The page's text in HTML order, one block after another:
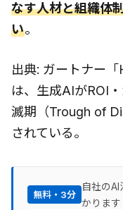
なす人材と組織体
い。
出典: ガートナー
は、生成AIがROI
滅期（Trough of
されている。
無料・3分
自社の
かります